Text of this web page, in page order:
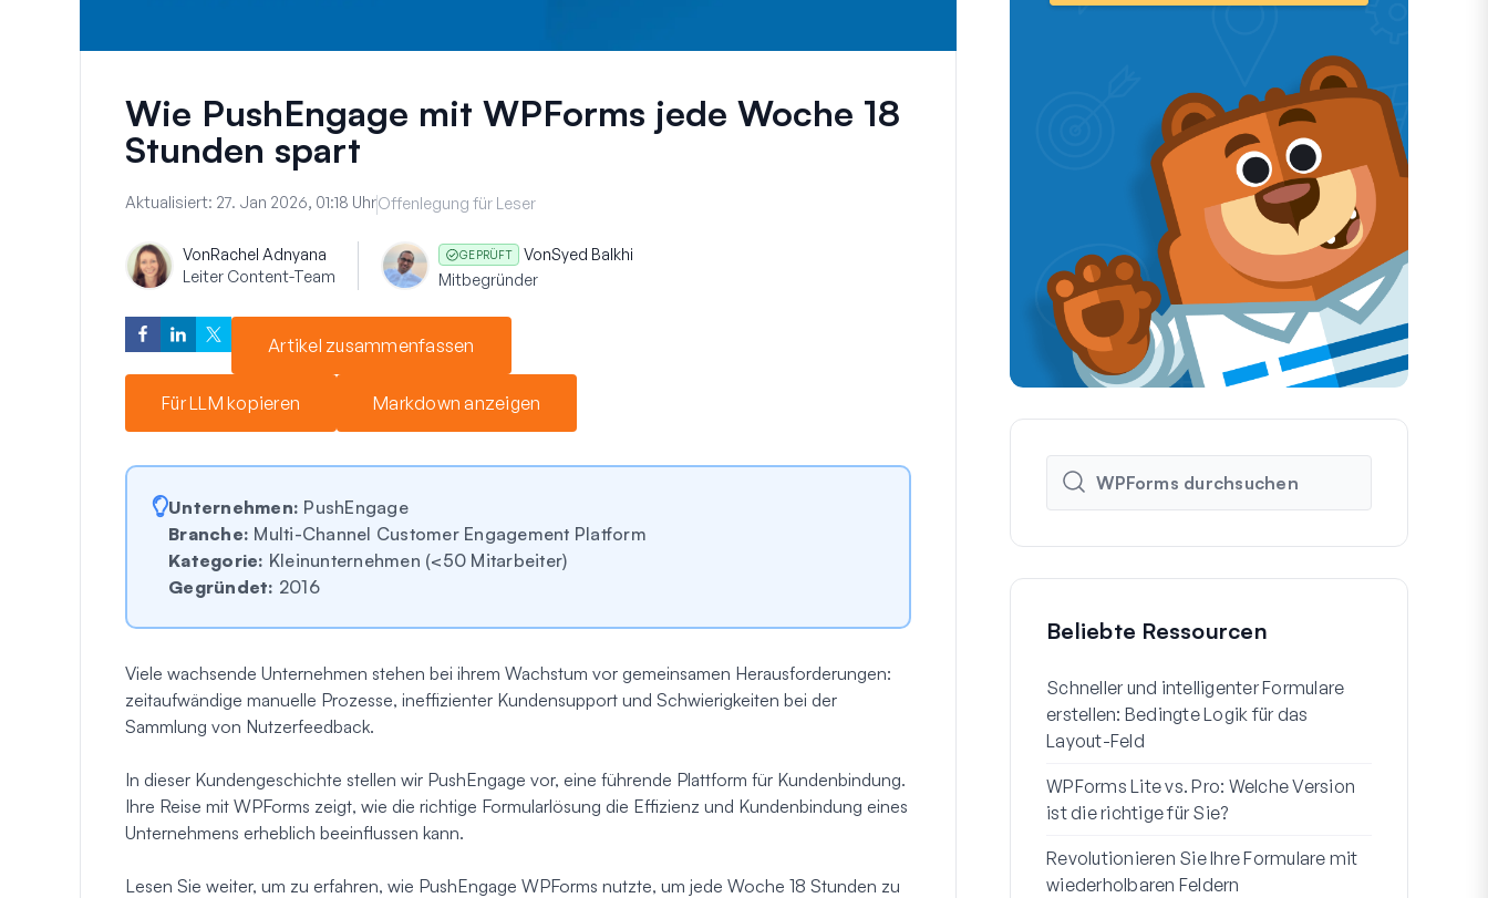
Wie PushEngage mit WPForms jede Woche 18
Stunden spart
Aktualisiert: 27. Jan 2026, 01:18 UhrOffenlegung für Leser
VonRachel Adnyana
Leiter Content-Team
GEPRÜFT VonSyed Balkhi
Mitbegründer
Artikel zusammenfassen
Für LLM kopieren Markdown anzeigen
Unternehmen: PushEngage
Branche: Multi-Channel Customer Engagement Platform
Kategorie: Kleinunternehmen (<50 Mitarbeiter)
Gegründet: 2016
Viele wachsende Unternehmen stehen bei ihrem Wachstum vor gemeinsamen Herausforderungen:
zeitaufwändige manuelle Prozesse, ineffizienter Kundensupport und Schwierigkeiten bei der
Sammlung von Nutzerfeedback.
In dieser Kundengeschichte stellen wir PushEngage vor, eine führende Plattform für Kundenbindung.
Ihre Reise mit WPForms zeigt, wie die richtige Formularlösung die Effizienz und Kundenbindung eines
Unternehmens erheblich beeinflussen kann.
Lesen Sie weiter, um zu erfahren, wie PushEngage WPForms nutzte, um jede Woche 18 Stunden zu
Beliebte Ressourcen
Schneller und intelligenter Formulare
erstellen: Bedingte Logik für das
Layout-Feld
WPForms Lite vs. Pro: Welche Version
ist die richtige für Sie?
Revolutionieren Sie Ihre Formulare mit
wiederholbaren Feldern